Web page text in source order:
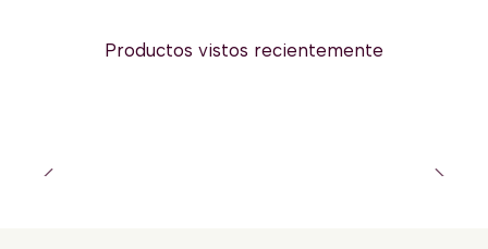
Productos vistos recientemente